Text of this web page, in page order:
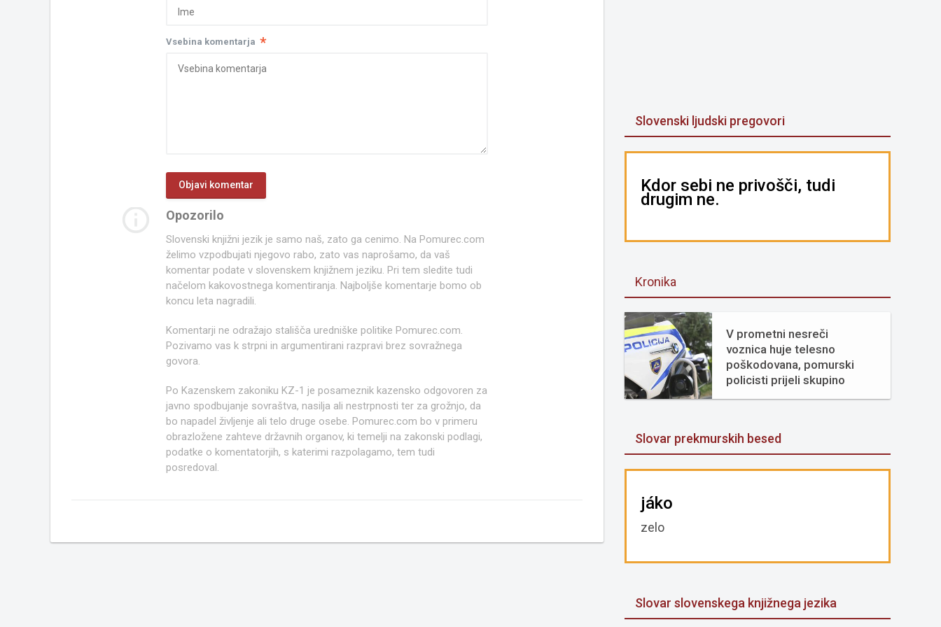
Vsebina komentarja *
Opozorilo
Slovenski knjižni jezik je samo naš, zato ga cenimo. Na Pomurec.com
želimo vzpodbujati njegovo rabo, zato vas naprošamo, da vaš
komentar podate v slovenskem knjižnem jeziku. Pri tem sledite tudi
načelom kakovostnega komentiranja. Najboljše komentarje bomo ob
koncu leta nagradili.
Komentarji ne odražajo stališča uredniške politike Pomurec.com.
Pozivamo vas k strpni in argumentirani razpravi brez sovražnega
govora.
Po Kazenskem zakoniku KZ-1 je posameznik kazensko odgovoren za
javno spodbujanje sovraštva, nasilja ali nestrpnosti ter za grožnjo, da
bo napadel življenje ali telo druge osebe. Pomurec.com bo v primeru
obrazložene zahteve državnih organov, ki temelji na zakonski podlagi,
podatke o komentatorjih, s katerimi razpolagamo, tem tudi
posredoval.
Slovenski ljudski pregovori
Kdor sebi ne privošči, tudi
drugim ne.
Kronika
V prometni nesreči
voznica huje telesno
poškodovana, pomurski
policisti prijeli skupino
tujcev
Slovar prekmurskih besed
jáko
zelo
Slovar slovenskega knjižnega jezika